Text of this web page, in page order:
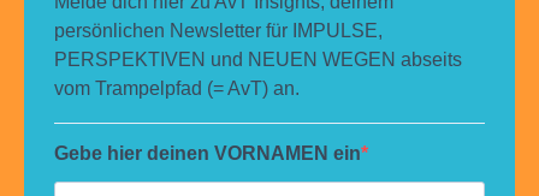
persönlichen Newsletter für IMPULSE,
PERSPEKTIVEN und NEUEN WEGEN abseits
vom Trampelpfad (= AvT) an.
Gebe hier deinen VORNAMEN ein